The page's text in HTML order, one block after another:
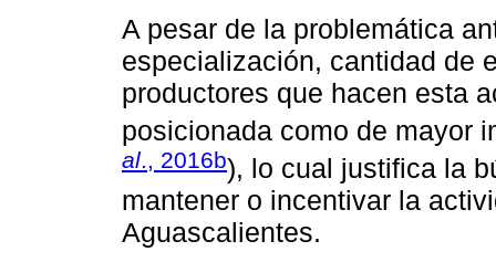
A pesar de la problemática
especialización, cantidad de
productores que hacen esta
posicionada como de mayor
al., 2016b), lo cual justifica la
mantener o incentivar la
Aguascalientes.